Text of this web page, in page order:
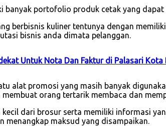
banyak portofolio produk cetak yang
berbisnis kuliner tentunya dengan
bisnis anda dimata pelanggan.
Untuk Nota Dan Faktur di Palasari Kota
alat promosi yang masih banyak
orang tertarik membaca dan
dari brosur serta memiliki informasi
menangkap maksud yang disampaikan.